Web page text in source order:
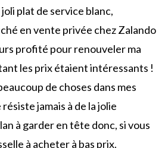
plat de service blanc,
en vente privée chez Zalando
profité pour renouveler ma
les prix étaient intéressants !
de choses dans mes
jamais à de la jolie
à garder en tête donc, si vous
à acheter à bas prix.